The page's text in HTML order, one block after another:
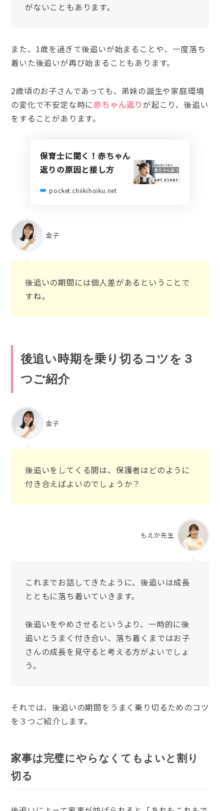
がないこともあります。
また、1歳を過ぎて後追いが始まることや、一度落ち
着いた後追いが再び始まることもあります。
2歳頃のお子さんであっても、弟妹の誕生や家庭環境
の変化で不安定な時に赤ちゃん返りが起こり、後追い
をすることがあります。
保育士に聞く！赤ちゃん
返りの原因と接し方
pocket.chiikihoiku.net
金子
後追いの期間には個人差があるということで
すね。
後追い時期を乗り切るコツを３
つご紹介
金子
後追いをしてくる間は、保護者はどのように
付き合えばよいのでしょうか？
もえか先生
これまでお話してきたように、後追いは成長
とともに落ち着いていきます。
後追いをやめさせるというより、一時的に後
追いとうまく付き合い、落ち着くまではお子
さんの成長を見守ると考える方がよいでしょ
う。
それでは、後追いの期間をうまく乗り切るためのコツ
を３つご紹介します。
家事は完璧にやらなくてもよいと割り
切る